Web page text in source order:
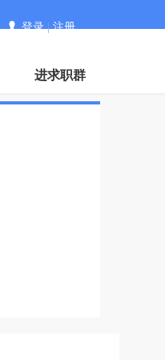
登录|注册
进求职群